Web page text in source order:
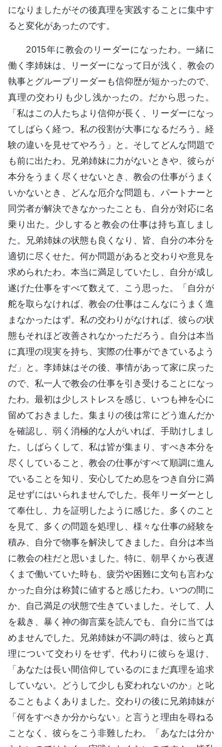
になりましたがその後真理を実践することに集中す
ると変化があったのです。
2015年に教会のリーダーになったわ。一緒に
働く李姉妹は、リーダーになって日が浅く、教会の
執事とグループリーダーも信仰歴が短かったので、
真理の交わりも少し浅かったの。だから思った。
「私はこの人たちより信仰が長く、リーダーになっ
てしばらく経つ。私の役割が大事になるだろう。経
験の違いを見せてやろう」と。そしてどんな問題で
も前に出たわ。兄弟姉妹に力がないときや、彼らが
本分をうまく尽くせないとき、教会の仕事がうまく
いかないとき、どんな厄介な問題も、パートナーと
同労者が解決できなかったことも、自分が対応に名
乗り出た。少しすると教会の仕事は持ち直しまし
た。兄弟姉妹の状態も良くなり、皆、自分の本分を
適切に尽くせた。何か問題があると交わりや意見を
求められたわ。本当に満足していたし、自分が成し
遂げた仕事をすべて数えて、こう思った。「自分が
舵を取らなければ、教会の仕事はこんなにうまく進
まなかったはず。私の交わりがなければ、彼らの状
態もそれほど改善されなかっただろう。自分は本当
に真理の現実を持ち、実際の仕事ができているよう
だ」と。李姉妹はその後、事情があって家に戻った
ので、私一人で教会の仕事を引き受けることになっ
たわ。最初は少しストレスを感じ、いつも神を心に
留めておきました。集まりの後は常にどう進んだか
を確認し、弱く消極的な人がいれば、手助けしまし
た。しばらくして、私は皆が集まり、すべき本分を
尽くしていること、教会の仕事がすべて順調に進ん
でいることを知り、安心してため息をつき自分に満
足せずにはいられませんでした。長年リーダーとし
て奉仕し、力を証明したように感じた。多くのこと
を見て、多くの問題を処理し、様々な仕事の経験を
積み、自分で物事を解決してきました。自分は本当
に教会の柱だと思いました。特に、朝早くから夜遅
くまで働いていた時も、疲労や困難に文句も言わな
かった自分は称賛に値すると感じたわ。いつの間に
か、自己満足の状態で生きていました。そして、人
を裁き、暴く神の御言葉を読んでも、自分に当ては
めませんでした。兄弟姉妹が不調の時は、彼らと真
理について交わりをせず、代わりに彼らを退け、
「あなたは長い間信仰しているのにまだ真理を追求
していない。どうして少しも変われないのか」と叱
ることもよくありました。交わりの後に兄弟姉妹が
「何をすべきか分からない」と言うと理由を尋ねる
ことなく、彼らをこう非難したわ。「あなたは分か